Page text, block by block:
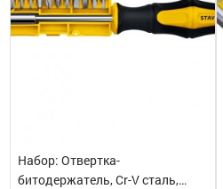
Набор: Отвертка-
битодержатель, Cr-V сталь,